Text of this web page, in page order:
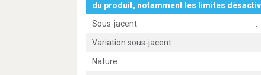
du produit, notamment les limites
Sous-jacent
:
Variation sous-jacent
:
Nature
: